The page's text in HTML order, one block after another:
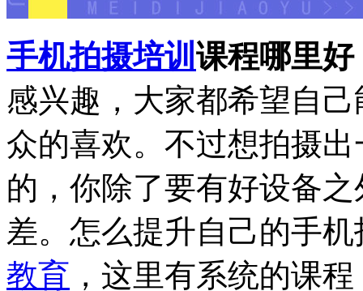
手机拍摄培训 课程哪里好
感兴趣，大家都希望自
众的喜欢。不过想拍摄
的，你除了要有好设备
差。怎么提升自己的手
教育 ，这里有系统的课